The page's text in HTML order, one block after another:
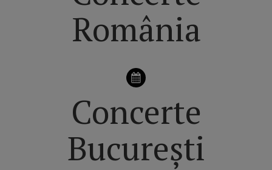
România
Concerte
București